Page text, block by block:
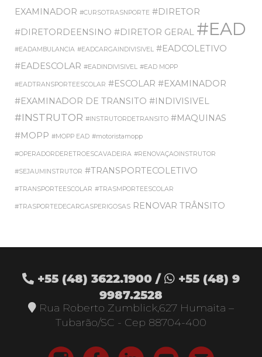
EXAMINADOR #CURSOTRASNPORTE #DIRETOR
#DIRETORDEENSINO #DIRETOR GERAL #EAD
#EADAMBULANCIA #EADCARGAINDIVISIVEL #EADCOLETIVO
#EADESCOLAR #EADINDIVISIVEL #EAD MOPP
#EADTRANSPORTEESCOLAR #ESCOLAR #EXAMINADOR
#EXAMINADOR DE TRANSITO #INDIVISIVEL
#INSTRUTOR #INSTRUTORDETRANSITO #MAQUINAS
#MOPP #MOPP EAD #motoristamopp
#OPERADORDERETROESCAVADEIRA #RENOVAÇAOINSTRUTOR
#SEJAUMINSTRUTOR #TRANSPORTECOLETIVO
#TRANSPORTEESCOLAR #TRASMPORTEESCOLAR
#TRASPORTEDECARGASPERIGOSAS RENOVAR TRÂNSITO
+55 (48) 3622.1900 / +55 (48) 9
9987.2528
Rua Roberto Zumblick,627 Humaita –
Tubarão/SC - Cep 88704-400